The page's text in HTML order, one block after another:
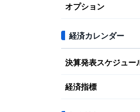
オプション
経済カレンダー
決算発表スケジュー
経済指標